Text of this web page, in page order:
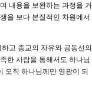
내용을 보완하는 과정을 거
을 보다 본질적인 차원에서
고 종교의 자유와 공동선의
한 사람을 통해서도 하나님
오직 하나님께만 영광이 되